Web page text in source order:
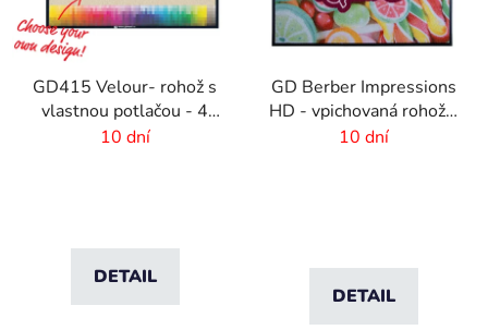
GD415 Velour- rohož s
vlastnou potlačou - 4
mm vlas
10 dní
DETAIL
GD Berber Impressions
HD - vpichovaná rohož s
logom
10 dní
DETAIL